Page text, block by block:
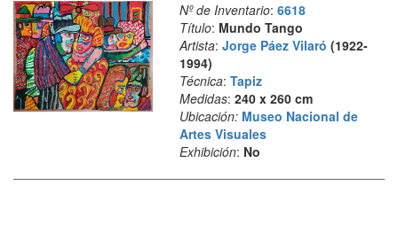
Nº de Inventario: 6618
Título: Mundo Tango
Artista: Jorge Páez Vilaró (1922-
1994)
Técnica: Tapiz
Medidas: 240 x 260 cm
Ubicación: Museo Nacional de
Artes Visuales
Exhibición: No